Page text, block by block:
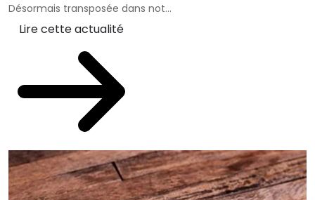
Désormais transposée dans not...
Lire cette actualité